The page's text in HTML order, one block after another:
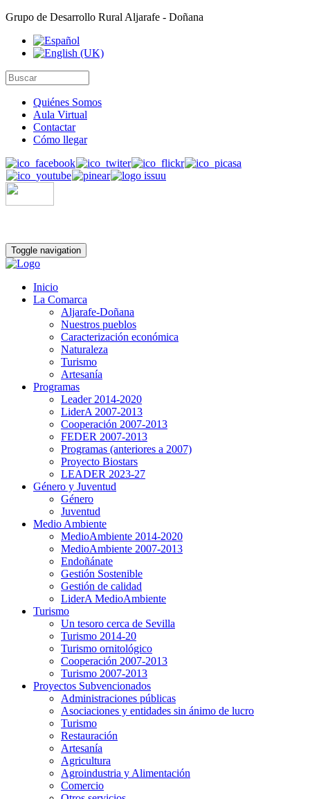
Grupo de Desarrollo Rural Aljarafe - Doñana
Quiénes Somos
Aula Virtual
Contactar
Cómo llegar
Toggle navigation
Inicio
La Comarca
Aljarafe-Doñana
Nuestros pueblos
Caracterización económica
Naturaleza
Turismo
Artesanía
Programas
Leader 2014-2020
LiderA 2007-2013
Cooperación 2007-2013
FEDER 2007-2013
Programas (anteriores a 2007)
Proyecto Biostars
LEADER 2023-27
Género y Juventud
Género
Juventud
Medio Ambiente
MedioAmbiente 2014-2020
MedioAmbiente 2007-2013
Endoñánate
Gestión Sostenible
Gestión de calidad
LiderA MedioAmbiente
Turismo
Un tesoro cerca de Sevilla
Turismo 2014-20
Turismo ornitológico
Cooperación 2007-2013
Turismo 2007-2013
Proyectos Subvencionados
Administraciones públicas
Asociaciones y entidades sin ánimo de lucro
Turismo
Restauración
Artesanía
Agricultura
Agroindustria y Alimentación
Comercio